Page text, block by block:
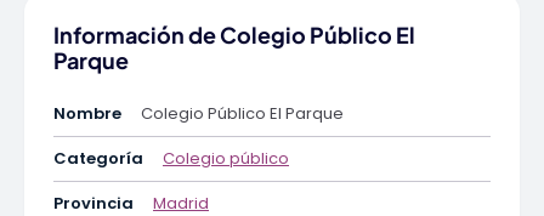
Información de Colegio Público El
Parque
Nombre
Colegio Público El Parque
Categoría
Colegio público
Provincia
Madrid